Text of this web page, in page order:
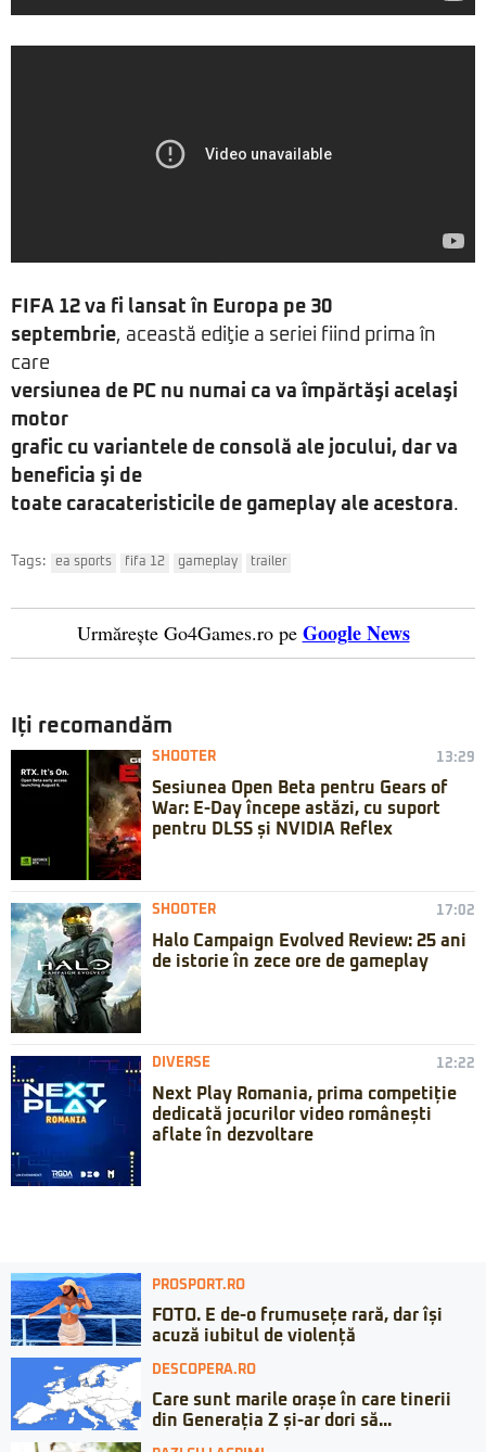
FIFA 12 va fi lansat în Europa pe 30
septembrie, această ediţie a seriei fiind prima în
care
versiunea de PC nu numai ca va împărtăşi acelaşi
motor
grafic cu variantele de consolă ale jocului, dar va
beneficia şi de
toate caracateristicile de gameplay ale acestora.
Tags: ea sports fifa 12 gameplay trailer
Urmărește Go4Games.ro pe Google News
Iți recomandăm
SHOOTER 13:29
Sesiunea Open Beta pentru Gears of
War: E-Day începe astăzi, cu suport
pentru DLSS și NVIDIA Reflex
SHOOTER 17:02
Halo Campaign Evolved Review: 25 ani
de istorie în zece ore de gameplay
DIVERSE 12:22
Next Play Romania, prima competiție
dedicată jocurilor video românești
aflate în dezvoltare
PROSPORT.RO
FOTO. E de-o frumusețe rară, dar își
acuză iubitul de violență
DESCOPERA.RO
Care sunt marile orașe în care tinerii
din Generația Z și-ar dori să...